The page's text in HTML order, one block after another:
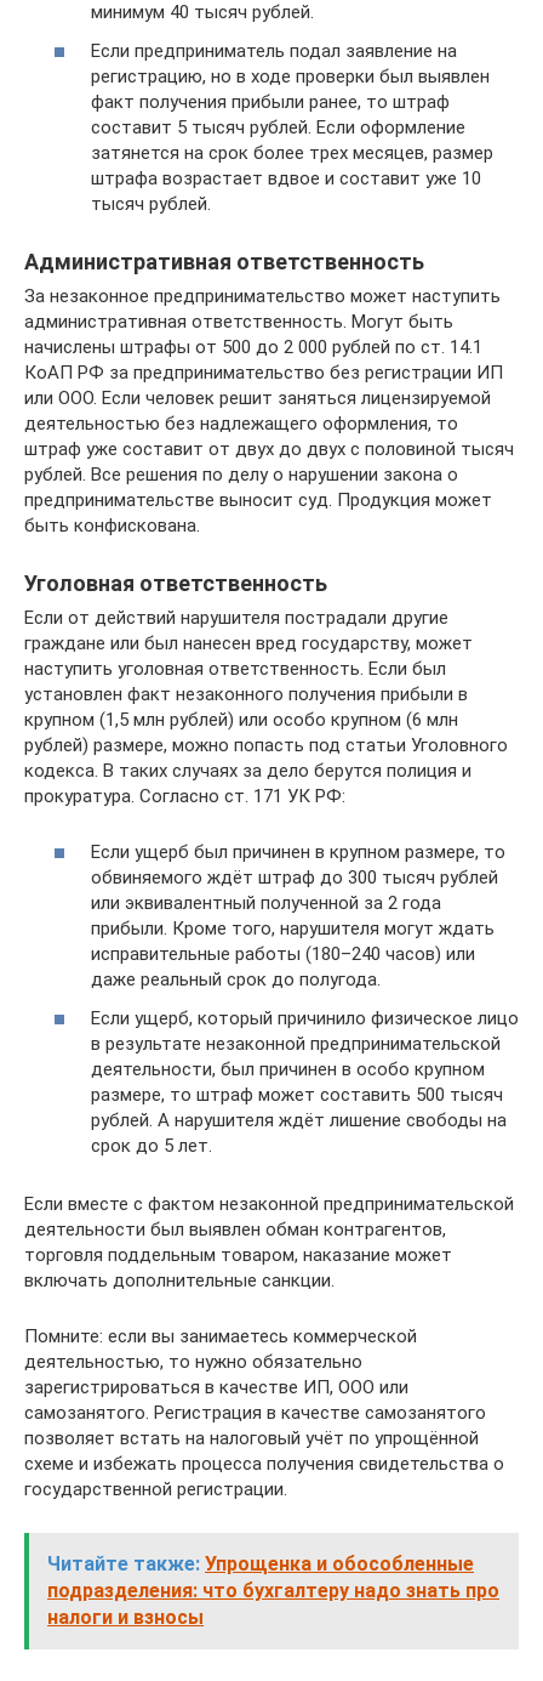
минимум 40 тысяч рублей.
Если предприниматель подал заявление на
регистрацию, но в ходе проверки был выявлен
факт получения прибыли ранее, то штраф
составит 5 тысяч рублей. Если оформление
затянется на срок более трех месяцев, размер
штрафа возрастает вдвое и составит уже 10
тысяч рублей.
Административная ответственность
За незаконное предпринимательство может наступить
административная ответственность. Могут быть
начислены штрафы от 500 до 2 000 рублей по ст. 14.1
КоАП РФ за предпринимательство без регистрации ИП
или ООО. Если человек решит заняться лицензируемой
деятельностью без надлежащего оформления, то
штраф уже составит от двух до двух с половиной тысяч
рублей. Все решения по делу о нарушении закона о
предпринимательстве выносит суд. Продукция может
быть конфискована.
Уголовная ответственность
Если от действий нарушителя пострадали другие
граждане или был нанесен вред государству, может
наступить уголовная ответственность. Если был
установлен факт незаконного получения прибыли в
крупном (1,5 млн рублей) или особо крупном (6 млн
рублей) размере, можно попасть под статьи Уголовного
кодекса. В таких случаях за дело берутся полиция и
прокуратура. Согласно ст. 171 УК РФ:
Если ущерб был причинен в крупном размере, то
обвиняемого ждёт штраф до 300 тысяч рублей
или эквивалентный полученной за 2 года
прибыли. Кроме того, нарушителя могут ждать
исправительные работы (180–240 часов) или
даже реальный срок до полугода.
Если ущерб, который причинило физическое лицо
в результате незаконной предпринимательской
деятельности, был причинен в особо крупном
размере, то штраф может составить 500 тысяч
рублей. А нарушителя ждёт лишение свободы на
срок до 5 лет.
Если вместе с фактом незаконной предпринимательской
деятельности был выявлен обман контрагентов,
торговля поддельным товаром, наказание может
включать дополнительные санкции.
Помните: если вы занимаетесь коммерческой
деятельностью, то нужно обязательно
зарегистрироваться в качестве ИП, ООО или
самозанятого. Регистрация в качестве самозанятого
позволяет встать на налоговый учёт по упрощённой
схеме и избежать процесса получения свидетельства о
государственной регистрации.
Читайте также: Упрощенка и обособленные
подразделения: что бухгалтеру надо знать про
налоги и взносы